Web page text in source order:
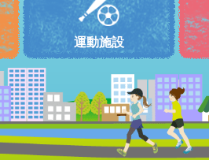
運動施設